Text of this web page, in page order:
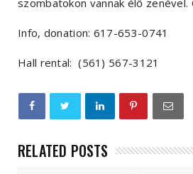
Info, donation: 617-653-0741
Hall rental: (561) 567-3121
RELATED POSTS